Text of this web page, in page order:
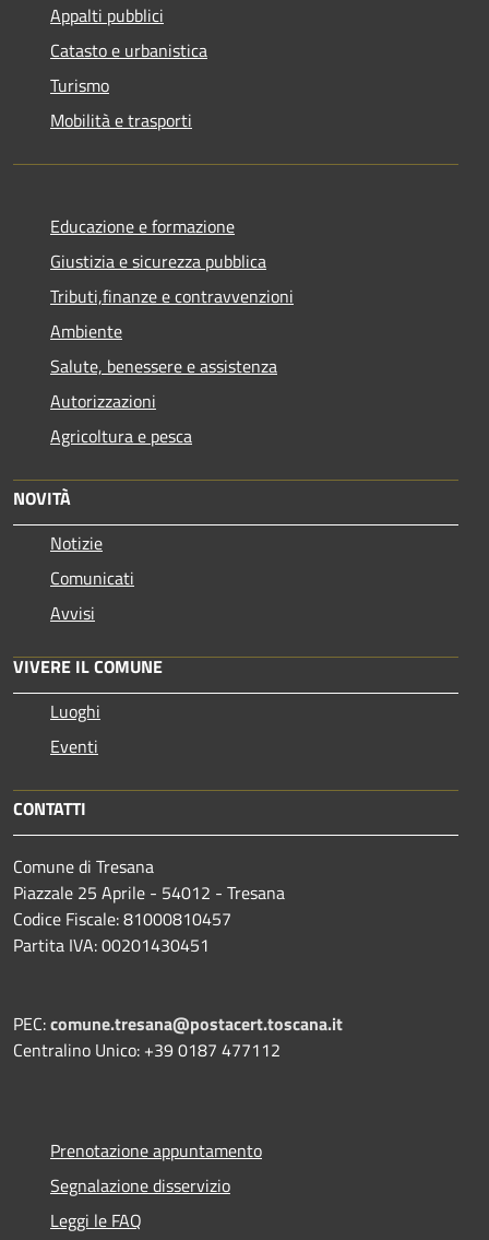
Appalti pubblici
Catasto e urbanistica
Turismo
Mobilità e trasporti
Educazione e formazione
Giustizia e sicurezza pubblica
Tributi,finanze e contravvenzioni
Ambiente
Salute, benessere e assistenza
Autorizzazioni
Agricoltura e pesca
NOVITÀ
Notizie
Comunicati
Avvisi
VIVERE IL COMUNE
Luoghi
Eventi
CONTATTI
Comune di Tresana
Piazzale 25 Aprile - 54012 - Tresana
Codice Fiscale: 81000810457
Partita IVA: 00201430451
PEC:comune.tresana@postacert.toscana.it
Centralino Unico: +39 0187 477112
Prenotazione appuntamento
Segnalazione disservizio
Leggi le FAQ